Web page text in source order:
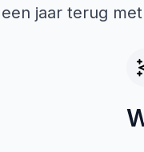
jaar terug